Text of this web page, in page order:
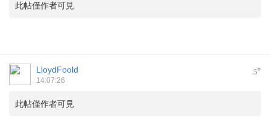
此帖僅作者可見
5#
LloydFoold
14:07:26
此帖僅作者可見